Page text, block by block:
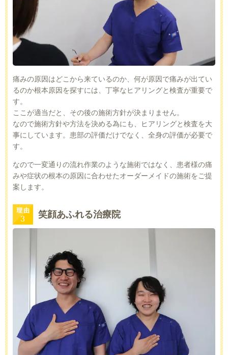
痛みの原因はどこから来ているのか、何が原因で痛みが出てい
るのか根本原因を探すには、丁寧なヒアリングと検査が重要で
す。
ここが適当だと、その後の施術方針が決まりません。
なので施術方針や方法を決める為にも、ヒアリングと検査を大
事にしています。患部の評価だけでなく、全身の評価が必要で
す。
なので一変通りの流れ作業のような施術ではなく、患者様の痛
みや症状の根本の原因に合わせたオーダーメイドの施術をご提
案します。
笑顔あふれる治療院